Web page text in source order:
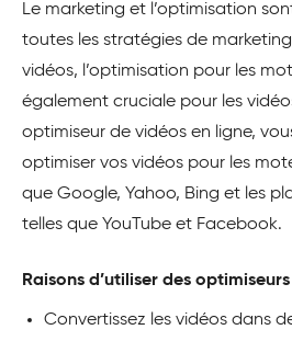
Le marketing et l’optimisation
toutes les stratégies de
vidéos, l’optimisation pour les
également cruciale pour les
optimiseur de vidéos en ligne,
optimiser vos vidéos pour les
que Google, Yahoo, Bing et les
telles que YouTube et Facebook.
Raisons d’utiliser des
Convertissez les vidéos dans